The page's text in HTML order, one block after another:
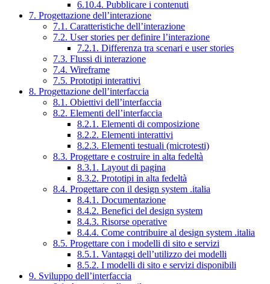
6.10.4. Pubblicare i contenuti
7. Progettazione dell’interazione
7.1. Caratteristiche dell’interazione
7.2. User stories per definire l’interazione
7.2.1. Differenza tra scenari e user stories
7.3. Flussi di interazione
7.4. Wireframe
7.5. Prototipi interattivi
8. Progettazione dell’interfaccia
8.1. Obiettivi dell’interfaccia
8.2. Elementi dell’interfaccia
8.2.1. Elementi di composizione
8.2.2. Elementi interattivi
8.2.3. Elementi testuali (microtesti)
8.3. Progettare e costruire in alta fedeltà
8.3.1. Layout di pagina
8.3.2. Prototipi in alta fedeltà
8.4. Progettare con il design system .italia
8.4.1. Documentazione
8.4.2. Benefici del design system
8.4.3. Risorse operative
8.4.4. Come contribuire al design system .italia
8.5. Progettare con i modelli di sito e servizi
8.5.1. Vantaggi dell’utilizzo dei modelli
8.5.2. I modelli di sito e servizi disponibili
9. Sviluppo dell’interfaccia